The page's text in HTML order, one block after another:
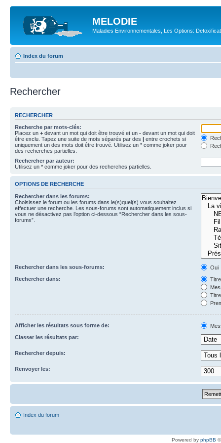
MELODIE
Maladies Environnementales, Les Options:
Index du forum
Rechercher
RECHERCHER
Recherche par mots-clés:
Placez un + devant un mot qui doit être trouvé et un - devant un mot qui doit
être exclu. Tapez une suite de mots séparés par des | entre crochets si
uniquement un des mots doit être trouvé. Utilisez un * comme joker pour
des recherches partielles.
Rechercher par auteur:
Utilisez un * comme joker pour des recherches partielles.
OPTIONS DE RECHERCHE
Rechercher dans les forums:
Choisissez le forum ou les forums dans le(s)quel(s) vous souhaitez
effectuer une recherche. Les sous-forums sont automatiquement inclus si
vous ne désactivez pas l’option ci-dessous “Rechercher dans les sous-
forums”.
Rechercher dans les sous-forums:
Oui
Rechercher dans:
Afficher les résultats sous forme de:
Classer les résultats par:
Rechercher depuis:
Renvoyer les:
Index du forum
Powered by phpBB